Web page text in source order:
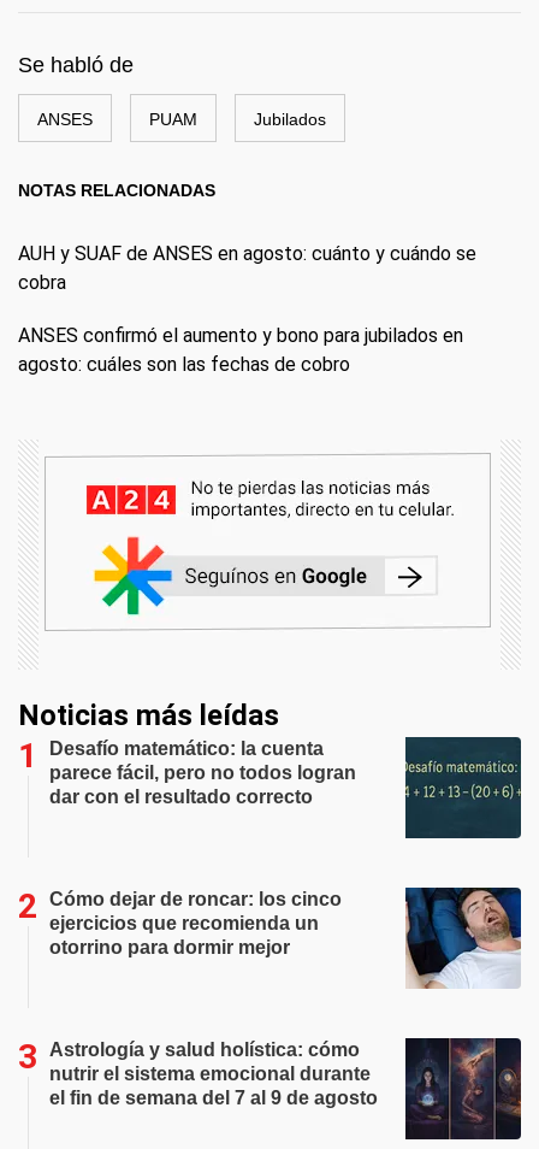
Se habló de
ANSES PUAM Jubilados
NOTAS RELACIONADAS
AUH y SUAF de ANSES en agosto: cuánto y cuándo se
cobra
ANSES confirmó el aumento y bono para jubilados en
agosto: cuáles son las fechas de cobro
Noticias más leídas
Desafío matemático: la cuenta
parece fácil, pero no todos logran
dar con el resultado correcto
Cómo dejar de roncar: los cinco
ejercicios que recomienda un
otorrino para dormir mejor
Astrología y salud holística: cómo
nutrir el sistema emocional durante
el fin de semana del 7 al 9 de agosto